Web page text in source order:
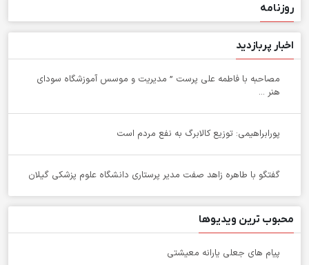
روزنامه
اخبار پربازدید
مصاحبه با فاطمه علی پرست ” مدیریت و موسس آموزشگاه سودای
هنر ...
پورابراهیمی: توزیع کالابرگ به نفع مردم است
گفتگو با طاهره زاهد صفت مدیر پرستاری دانشگاه علوم پزشکی گیلان
محبوب ترین ویدیوها
پیام های جعلی یارانه معیشتی